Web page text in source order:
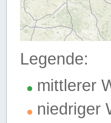
Legende:
mittlerer
niedriger